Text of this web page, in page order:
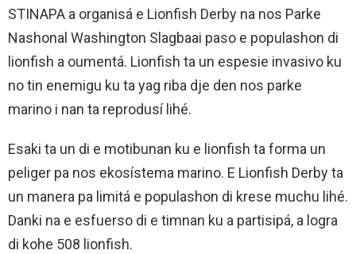
STINAPA a organisá e Lionfish Derby na nos Parke
Nashonal Washington Slagbaai paso e populashon di
lionfish a oumentá. Lionfish ta un espesie invasivo ku
no tin enemigu ku ta yag riba dje den nos parke
marino i nan ta reprodusí lihé.
Esaki ta un di e motibunan ku e lionfish ta forma un
peliger pa nos ekosístema marino. E Lionfish Derby ta
un manera pa limitá e populashon di krese muchu lihé.
Danki na e esfuerso di e timnan ku a partisipá, a logra
di kohe 508 lionfish.